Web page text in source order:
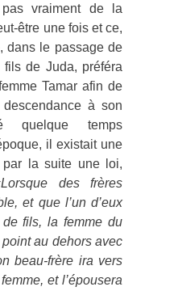
vraiment de la
être une fois et ce,
dans le passage de
fils de Juda, préféra
Tamar afin de
à son
quelque temps
il existait une
par la suite une loi,
des frères
et que l’un d’eux
fils, la femme du
au dehors avec
beau-frère ira vers
et l’épousera